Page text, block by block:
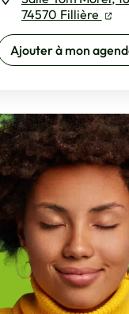
74570 Fillière
Ajouter à mon